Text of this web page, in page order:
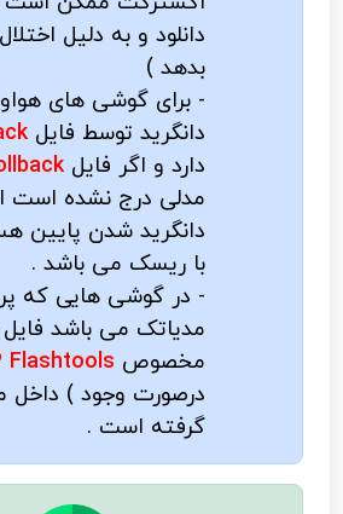
دانلود و به دلیل
بدهد )
- برای گوشی های
دانگرید توسط فایل
دارد و اگر فایل
مدلی درج نشده است
دانگرید شدن پایین
با ریسک می باشد .
- در گوشی هایی که
مدیاتک می باشد فایل
مخصوص Flashtools
درصورت وجود ) داخل
گرفته است .